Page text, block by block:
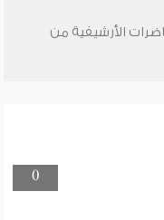
الأرشيفية من
0